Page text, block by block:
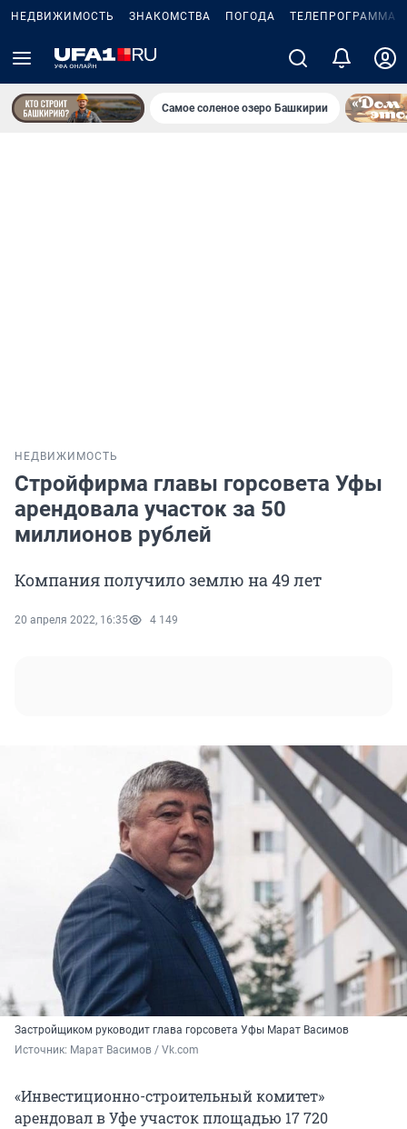
НЕДВИЖИМОСТЬ ЗНАКОМСТВА ПОГОДА ТЕЛЕПРОГРАММА
Самое соленое озеро Башкирии
НЕДВИЖИМОСТЬ
Стройфирма главы горсовета Уфы
арендовала участок за 50
миллионов рублей
Компания получило землю на 49 лет
20 апреля 2022, 16:35 4 149
Застройщиком руководит глава горсовета Уфы Марат Васимов
Источник: Марат Васимов / Vk.com
«Инвестиционно-строительный комитет»
арендовал в Уфе участок площадью 17 720